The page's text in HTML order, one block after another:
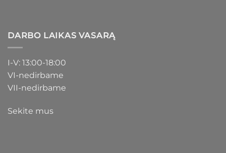
DARBO LAIKAS VASARĄ
I-V: 13:00-18:00
VI-nedirbame
VII-nedirbame
Sekite mus